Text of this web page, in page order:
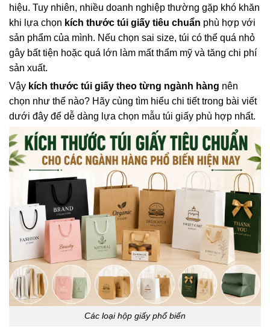
hiệu. Tuy nhiên, nhiều doanh nghiệp thường gặp khó khăn
khi lựa chọn kích thước túi giấy tiêu chuẩn phù hợp với
sản phẩm của mình. Nếu chọn sai size, túi có thể quá nhỏ
gây bất tiện hoặc quá lớn làm mất thẩm mỹ và tăng chi phí
sản xuất.
Vậy kích thước túi giấy theo từng ngành hàng nên
chọn như thế nào? Hãy cùng tìm hiểu chi tiết trong bài viết
dưới đây để dễ dàng lựa chọn mẫu túi giấy phù hợp nhất.
Các loại hộp giấy phổ biến